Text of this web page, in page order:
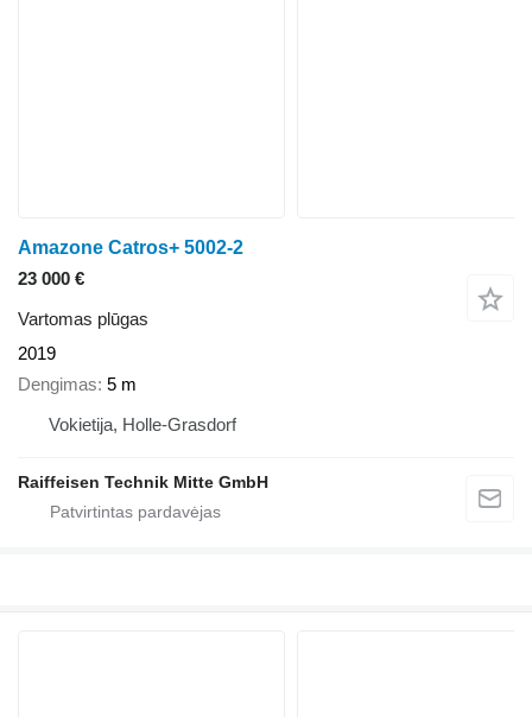
Amazone Catros+ 5002-2
23 000 €
Vartomas plūgas
2019
Dengimas 5 m
Vokietija, Holle-Grasdorf
Raiffeisen Technik Mitte GmbH